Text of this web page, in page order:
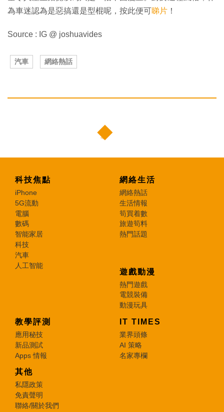
為車迷認為是惡搞還是型棍呢，按此便可睇片 ！
Source : IG @ joshuavides
汽車 網絡熱話
科技焦點
iPhone
5G流動
電腦
數碼
智能家居
科技
汽車
人工智能
網絡生活
網絡熱話
生活情報
筍買着數
旅遊筍料
熱門話題
遊戲動漫
熱門遊戲
電競裝備
動漫玩具
教學評測
應用秘技
新品測試
Apps 情報
IT TIMES
業界頭條
AI 策略
名家專欄
其他
私隱政策
免責聲明
聯絡/關於我們